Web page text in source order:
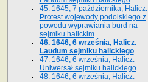
45. 1645, 7 października, Halicz.
Protest wojewody podolskiego z
powodu wyprawiania burd na
sejmiku halickim
46. 1646, 6 września, Halicz.
Laudum sejmiku halickiego
47. 1646, 6 września, Halicz.
Uniwersał sejmiku halickiego
48. 1646, 6 września, Halicz.